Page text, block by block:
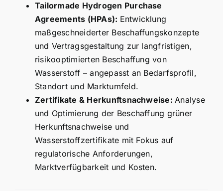
Tailormade Hydrogen Purchase
Agreements (HPAs): Entwicklung
maßgeschneiderter Beschaffungskonzepte
und Vertragsgestaltung zur langfristigen,
risikooptimierten Beschaffung von
Wasserstoff – angepasst an Bedarfsprofil,
Standort und Marktumfeld.
Zertifikate & Herkunftsnachweise:Analyse
und Optimierung der Beschaffung grüner
Herkunftsnachweise und
Wasserstoffzertifikate mit Fokus auf
regulatorische Anforderungen,
Marktverfügbarkeit und Kosten.